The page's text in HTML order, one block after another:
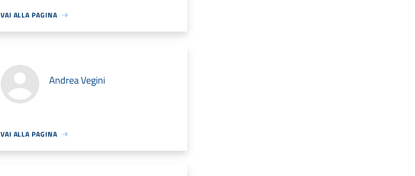
VAI ALLA PAGINA
Andrea Vegini
VAI ALLA PAGINA